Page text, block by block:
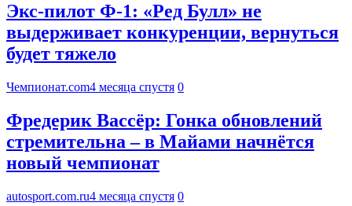
Экс-пилот Ф-1: «Ред Булл» не
выдерживает конкуренции, вернуться
будет тяжело
Чемпионат.com4 месяца спустя 0
Фредерик Вассёр: Гонка обновлений
стремительна – в Майами начнётся
новый чемпионат
autosport.com.ru4 месяца спустя 0